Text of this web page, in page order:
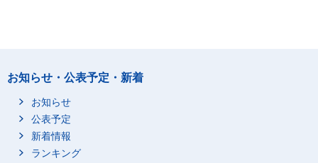
お知らせ・公表予定・新着
お知らせ
公表予定
新着情報
ランキング